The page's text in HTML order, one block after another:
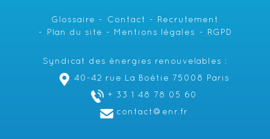
Glossaire Contact
Recrutement
Plan du site
Mentions légales RGPD
Syndicat des énergies renouvelables :
40-42 rue La Boétie 75008 Paris
+ 33 1 48 78 05 60
contact@enr.fr